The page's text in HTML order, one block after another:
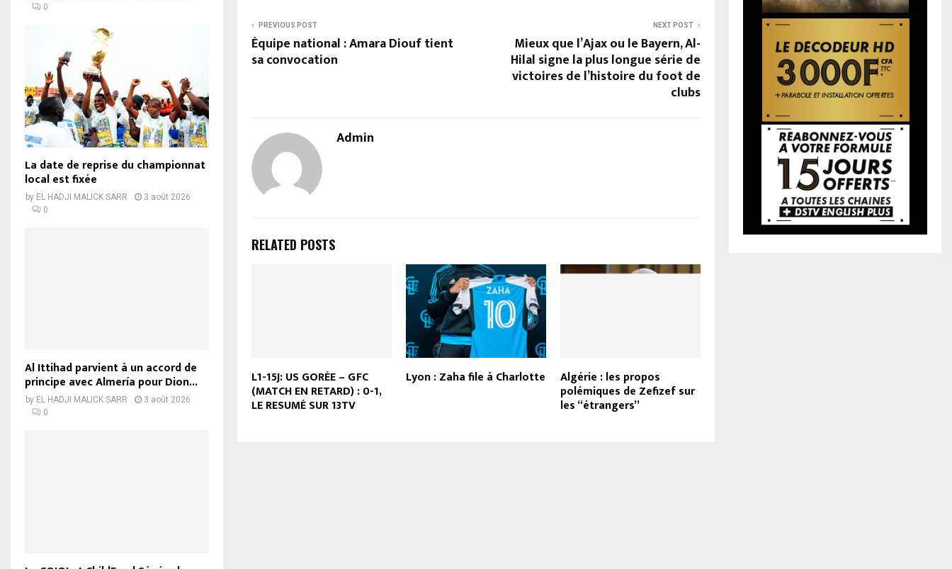
PREVIOUS POST
Équipe national : Amara Diouf tient
sa convocation
NEXT POST
Mieux que l’Ajax ou le Bayern, Al-
Hilal signe la plus longue série de
victoires de l’histoire du foot de
clubs
Admin
RELATED POSTS
L1-15J: US GORÉE – GFC
(MATCH EN RETARD) : 0-1,
LE RESUMÉ SUR 13TV
Lyon : Zaha file à Charlotte Algérie : les propos
polémiques de Zefizef sur
les “étrangers”
0
La date de reprise du championnat
local est fixée
by EL HADJI MALICK SARR
3 août 2026
0
Al Ittihad parvient à un accord de
principe avec Almería pour Dion...
by EL HADJI MALICK SARR
3 août 2026
0